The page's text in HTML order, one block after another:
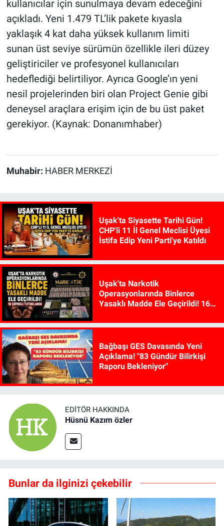
kullanıcılar için sunulmaya devam edeceğini
açıkladı. Yeni 1.479 TL’lik pakete kıyasla
yaklaşık 4 kat daha yüksek kullanım limiti
sunan üst seviye sürümün özellikle ileri düzey
geliştiriciler ve profesyonel kullanıcıları
hedeflediği belirtiliyor. Ayrıca Google’ın yeni
nesil projelerinden biri olan Project Genie gibi
deneysel araçlara erişim için de bu üst paket
gerekiyor. (Kaynak: Donanımhaber)
Muhabir: HABER MERKEZİ
Uşak'ta Siyasette Tarihi Gün!
CHP'li 11 İl Genel Meclisi Üyesi
İstifa Edip Yeni Parti'ye Katıldı
Uşak'ta Narkotik
Operasyonlarında Binlerce
Yasaklı Madde Ele Geçirildi! 16
Bağbaşı GES Davasında Yeni
Açıklama! "83 Gündür Bilirkişi
Raporu Bekleniyor"
EDITÖR HAKKINDA
Hüsnü Kazım özler
Bunlar da ilginizi çekebilir